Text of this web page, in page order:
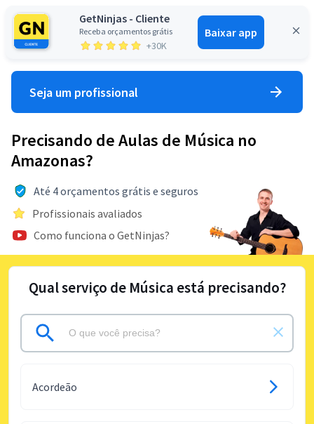
GetNinjas - Cliente
Receba orçamentos grátis
+30K
Baixar app
Entrar
Seja um profissional
Precisando de Aulas de Música no
Amazonas?
Até 4 orçamentos grátis e seguros
Profissionais avaliados
Como funciona o GetNinjas?
Qual serviço de Música está precisando?
Acordeão